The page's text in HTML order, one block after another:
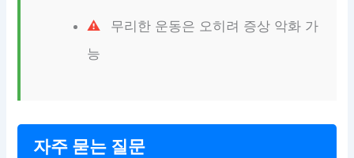
무리한 운동은 오히려 증상 악화 가
능
자주 묻는 질문